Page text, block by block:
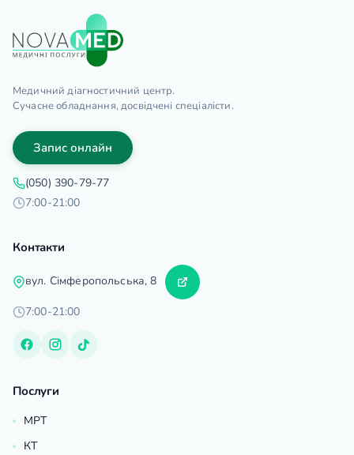
Медичний діагностичний центр.
Сучасне обладнання, досвідчені спеціалісти.
Запис онлайн
(050) 390-79-77
7:00-21:00
Контакти
вул. Сімферопольська, 8
7:00-21:00
Послуги
МРТ
КТ